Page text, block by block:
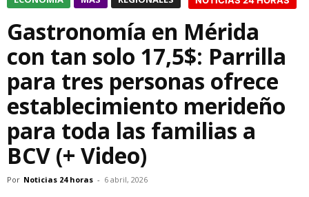
Gastronomía en Mérida
con tan solo 17,5$: Parrilla
para tres personas ofrece
establecimiento merideño
para toda las familias a
BCV (+ Video)
Por Noticias 24 horas - 6 abril, 2026